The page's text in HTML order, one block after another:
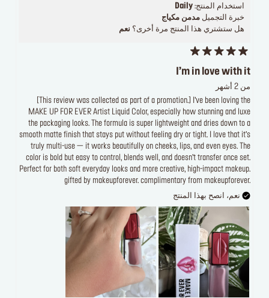
استخدام المنتج: Daily
خبرة التجميل مدمن مكياج
هل ستشتري هذا المنتج مرة أخرى؟ نعم
I’m in love with it
من 2 أشهر
[This review was collected as part of a promotion.] I’ve been loving the
MAKE UP FOR EVER Artist Liquid Color, especially how stunning and luxe
the packaging looks. The formula is super lightweight and dries down to a
smooth matte finish that stays put without feeling dry or tight. I love that it’s
truly multi-use — it works beautifully on cheeks, lips, and even eyes. The
color is bold but easy to control, blends well, and doesn’t transfer once set.
Perfect for both soft everyday looks and more creative, high-impact makeup.
gifted by makeupforever. complimentary from makeupforever.
نعم، انصح بهذا المنتج